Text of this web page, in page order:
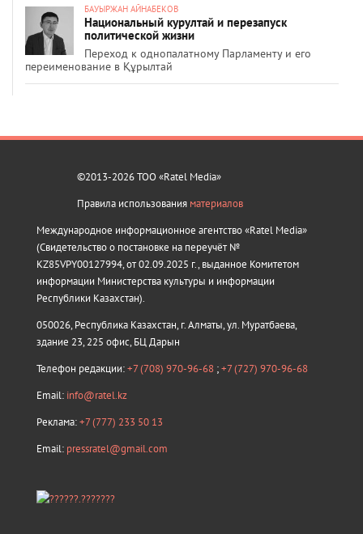
БАУЫРЖАН АЙНАБЕКОВ
Национальный курултай и перезапуск
политической жизни
Переход к однопалатному Парламенту и его
переименование в Құрылтай
©2013-2026 ТОО «Ratel Media»
Правила использования материалов
Международное информационное агентство «Ratel Media»
(Свидетельство о постановке на переучёт №
KZ85VPY00127994, от 02.09.2025 г., выданное Комитетом
информации Министерства культуры и информации
Республики Казахстан).
050026, Республика Казахстан, г. Алматы, ул. Муратбаева,
здание 23, 225 офис, БЦ Дарын
Телефон редакции:+7 (708) 970-96-68 ;+7 (727) 970-96-68
Email: info@ratel.kz
Реклама:+7 (777) 233 50 13
Email: pressratel@gmail.com